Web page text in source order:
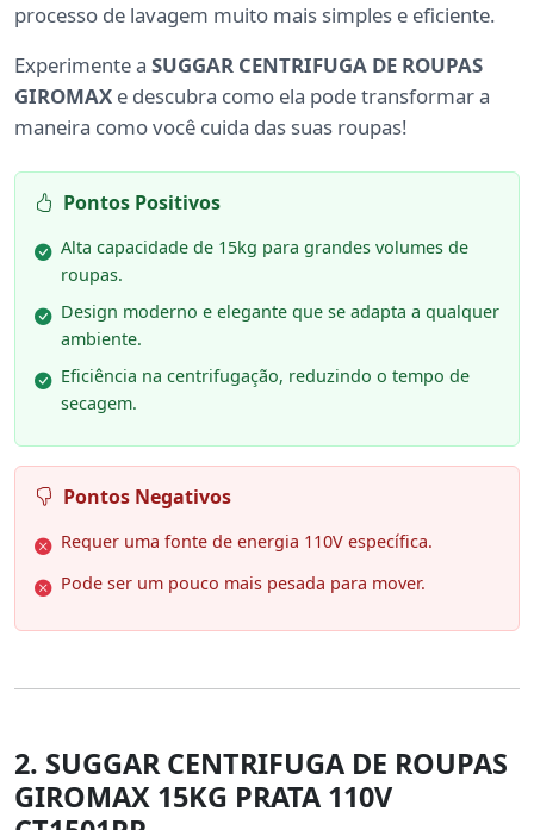
processo de lavagem muito mais simples e eficiente.
Experimente a SUGGAR CENTRIFUGA DE ROUPAS
GIROMAX e descubra como ela pode transformar a
maneira como você cuida das suas roupas!
Pontos Positivos
Alta capacidade de 15kg para grandes volumes de
roupas.
Design moderno e elegante que se adapta a qualquer
ambiente.
Eficiência na centrifugação, reduzindo o tempo de
secagem.
Pontos Negativos
Requer uma fonte de energia 110V específica.
Pode ser um pouco mais pesada para mover.
2. SUGGAR CENTRIFUGA DE ROUPAS
GIROMAX 15KG PRATA 110V